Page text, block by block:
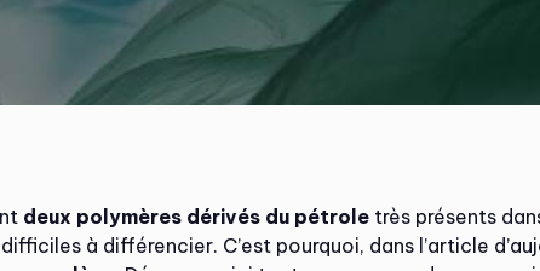
deux polymères dérivés du pétrole très présents
à différencier. C’est pourquoi, dans l’article